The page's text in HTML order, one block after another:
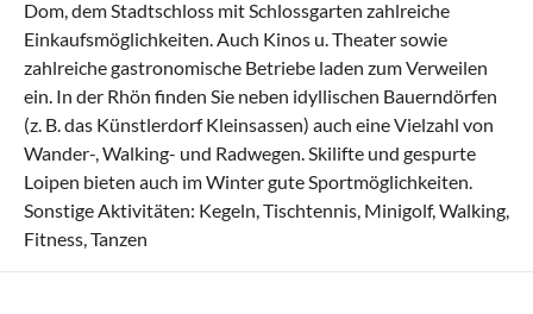
Dom, dem Stadtschloss mit Schlossgarten zahlreiche
Einkaufsmöglichkeiten. Auch Kinos u. Theater sowie
zahlreiche gastronomische Betriebe laden zum Verweilen
ein. In der Rhön finden Sie neben idyllischen Bauerndörfen
(z. B. das Künstlerdorf Kleinsassen) auch eine Vielzahl von
Wander-, Walking- und Radwegen. Skilifte und gespurte
Loipen bieten auch im Winter gute Sportmöglichkeiten.
Sonstige Aktivitäten: Kegeln, Tischtennis, Minigolf, Walking,
Fitness, Tanzen